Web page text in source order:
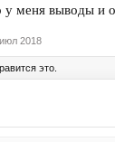
у меня выводы и
2018
это.